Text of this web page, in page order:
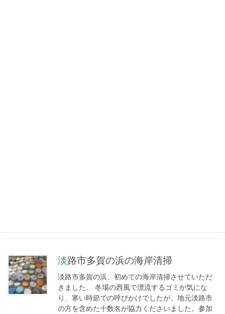
淡路市多賀の浜の海岸清掃
淡路市多賀の浜、初めての海岸清掃させていただ
きました。 冬場の西風で漂流するゴミが気にな
り、寒い時節での呼びかけでしたが、地元淡路市
の方を含めた十数名が協力くださいました。参加